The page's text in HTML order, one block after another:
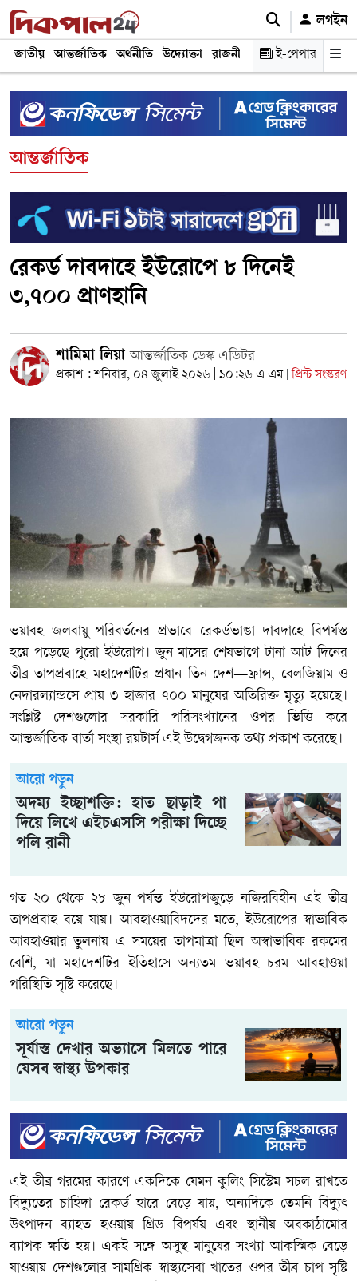
লগইন
জাতীয় আন্তর্জাতিক অর্থনীতি উদ্যোক্তা রাজনীতি শিক্ষা স্বাস্থ্য ও
ই-পেপার
আন্তর্জাতিক
রেকর্ড দাবদাহে ইউরোপে ৮ দিনেই
৩,৭০০ প্রাণহানি
শামিমা লিয়াআন্তর্জাতিক ডেস্ক এডিটর
প্রকাশ : শনিবার, ০৪ জুলাই ২০২৬ | ১০:২৬ এ এম প্রিন্ট সংস্করণ
ভয়াবহ জলবায়ু পরিবর্তনের প্রভাবে রেকর্ডভাঙা দাবদাহে বিপর্যস্ত
হয়ে পড়েছে পুরো ইউরোপ। জুন মাসের শেষভাগে টানা আট দিনের
তীব্র তাপপ্রবাহে মহাদেশটির প্রধান তিন দেশ—ফ্রান্স, বেলজিয়াম ও
নেদারল্যান্ডসে প্রায় ৩ হাজার ৭০০ মানুষের অতিরিক্ত মৃত্যু হয়েছে।
সংশ্লিষ্ট দেশগুলোর সরকারি পরিসংখ্যানের ওপর ভিত্তি করে
আন্তর্জাতিক বার্তা সংস্থা রয়টার্স এই উদ্বেগজনক তথ্য প্রকাশ করেছে।
আরো পড়ুন
অদম্য ইচ্ছাশক্তি: হাত ছাড়াই পা
দিয়ে লিখে এইচএসসি পরীক্ষা দিচ্ছে
পলি রানী
গত ২০ থেকে ২৮ জুন পর্যন্ত ইউরোপজুড়ে নজিরবিহীন এই তীব্র
তাপপ্রবাহ বয়ে যায়। আবহাওয়াবিদদের মতে, ইউরোপের স্বাভাবিক
আবহাওয়ার তুলনায় এ সময়ের তাপমাত্রা ছিল অস্বাভাবিক রকমের
বেশি, যা মহাদেশটির ইতিহাসে অন্যতম ভয়াবহ চরম আবহাওয়া
পরিস্থিতি সৃষ্টি করেছে।
আরো পড়ুন
সূর্যাস্ত দেখার অভ্যাসে মিলতে পারে
যেসব স্বাস্থ্য উপকার
এই তীব্র গরমের কারণে একদিকে যেমন কুলিং সিস্টেম সচল রাখতে
বিদ্যুতের চাহিদা রেকর্ড হারে বেড়ে যায়, অন্যদিকে তেমনি বিদ্যুৎ
উৎপাদন ব্যাহত হওয়ায় গ্রিড বিপর্যয় এবং স্থানীয় অবকাঠামোর
ব্যাপক ক্ষতি হয়। একই সঙ্গে অসুস্থ মানুষের সংখ্যা আকস্মিক বেড়ে
যাওয়ায় দেশগুলোর সামগ্রিক স্বাস্থ্যসেবা খাতের ওপর তীব্র চাপ সৃষ্টি